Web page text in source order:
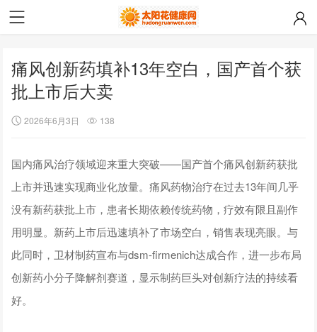
痛风创新药填补13年空白，国产首个获
批上市后大卖
2026年6月3日 138
国内痛风治疗领域迎来重大突破——国产首个痛风创新药获批
上市并迅速实现商业化放量。痛风药物治疗在过去13年间几乎
没有新药获批上市，患者长期依赖传统药物，疗效有限且副作
用明显。新药上市后迅速填补了市场空白，销售表现亮眼。与
此同时，卫材制药宣布与dsm-firmenich达成合作，进一步布局
创新药小分子降解剂赛道，显示制药巨头对创新疗法的持续看
好。